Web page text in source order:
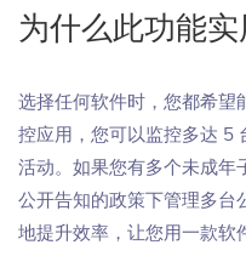
为什么此功能实
选择任何软件时，您都希望
控应用，您可以监控多达 5
活动。如果您有多个未成年
公开告知的政策下管理多台
地提升效率，让您用一款软